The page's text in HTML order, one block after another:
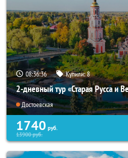
08:36:34 Купили:8
2-дневный тур «Старая Русса и
Достоевская
1740 руб.
13900руб.